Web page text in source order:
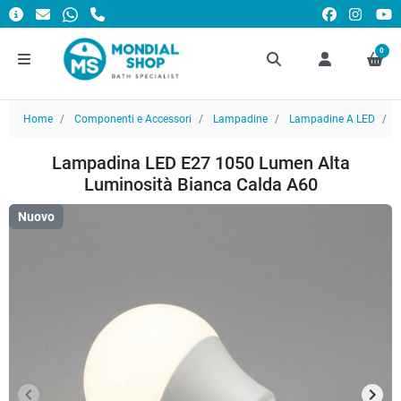
0
Home Componenti e Accessori Lampadine Lampadine A LED
Lampadina LED E27 1050 Lumen Alta
Luminosità Bianca Calda A60
Nuovo
keyboard_arrow_left keyboard_arrow_right